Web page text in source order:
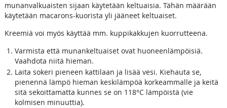
munanvalkuaisten sijaan käytetään keltuaisia. Tähän määrään
käytetään macarons-kuorista yli jääneet keltuaiset.
Kreemiä voi myös käyttää mm. kuppikakkujen kuorrutteena.
Varmista että munankeltuaiset ovat huoneenlämpöisiä.
Vaahdota niitä hieman.
Laita sokeri pieneen kattilaan ja lisää vesi. Kiehauta se,
pienennä lämpö hieman keskilämpöä korkeammalle ja keitä
sitä sekoittamatta kunnes se on 118°C lämpöistä (vie
kolmisen minuuttia).